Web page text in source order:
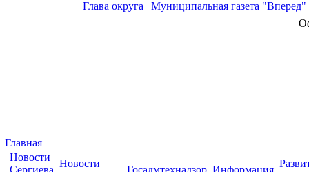
Глава округа Муниципальная газета "Вперед"
Главная
Новости
Сергиева
Новости
Госадмтехнадзор Информация